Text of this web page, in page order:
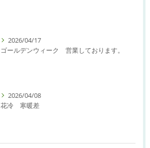
2026/04/17
ゴールデンウィーク 営業しております。
2026/04/08
花冷 寒暖差